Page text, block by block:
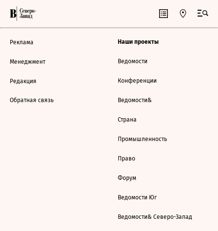
Реклама
Менеджмент
Редакция
Обратная связь
Наши проекты
Ведомости
Конференции
Ведомости&
Страна
Промышленность
Право
Форум
Ведомости Юг
Ведомости& Северо-Запад